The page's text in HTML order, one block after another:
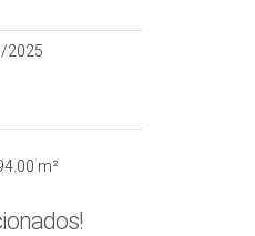
2025
.00 m²
ㅤ